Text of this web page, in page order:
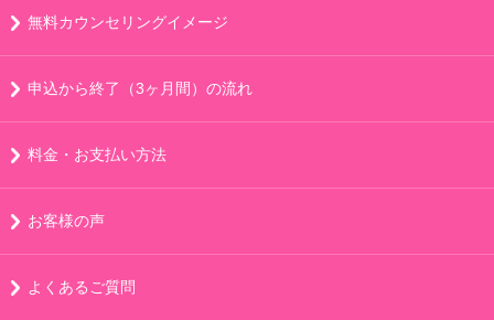
無料カウンセリングイメージ
申込から終了（3ヶ月間）の流れ
料金・お支払い方法
お客様の声
よくあるご質問